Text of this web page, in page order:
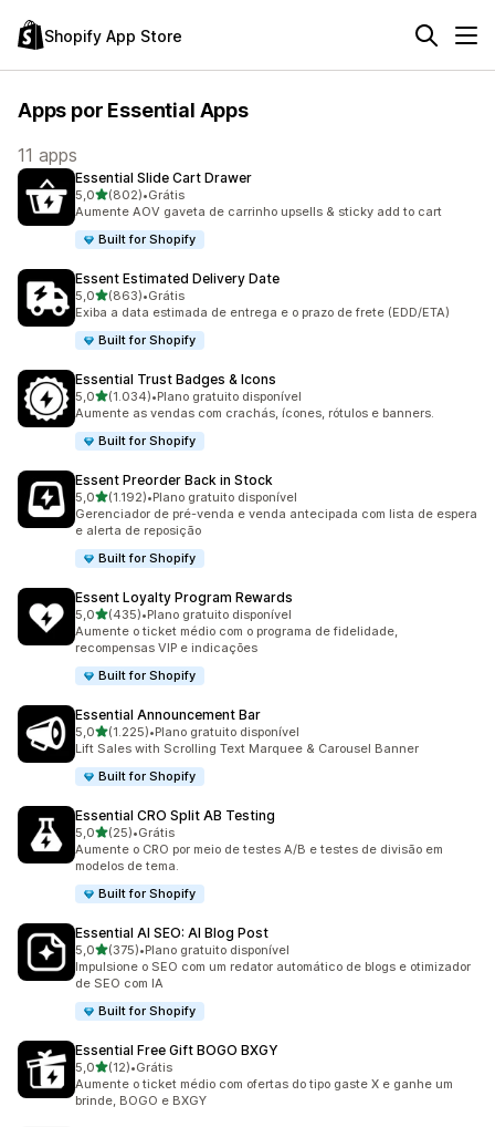
Shopify App Store
Apps por Essential Apps
11 apps
Essential Slide Cart Drawer
5,0de 5 estrelas
(802)
802 avaliações ao todo
•Grátis
Aumente AOV gaveta de carrinho upsells & sticky add to cart
Built for Shopify
Essent Estimated Delivery Date
5,0de 5 estrelas
(863)
863 avaliações ao todo
•Grátis
Exiba a data estimada de entrega e o prazo de frete (EDD/ETA)
Built for Shopify
Essential Trust Badges & Icons
5,0de 5 estrelas
(1.034)
1034 avaliações ao todo
•Plano gratuito disponível
Aumente as vendas com crachás, ícones, rótulos e banners.
Built for Shopify
Essent Preorder Back in Stock
5,0de 5 estrelas
(1.192)
1192 avaliações ao todo
•Plano gratuito disponível
Gerenciador de pré-venda e venda antecipada com lista de espera
e alerta de reposição
Built for Shopify
Essent Loyalty Program Rewards
5,0de 5 estrelas
(435)
435 avaliações ao todo
•Plano gratuito disponível
Aumente o ticket médio com o programa de fidelidade,
recompensas VIP e indicações
Built for Shopify
Essential Announcement Bar
5,0de 5 estrelas
(1.225)
1225 avaliações ao todo
•Plano gratuito disponível
Lift Sales with Scrolling Text Marquee & Carousel Banner
Built for Shopify
Essential CRO Split AB Testing
5,0de 5 estrelas
(25)
25 avaliações ao todo
•Grátis
Aumente o CRO por meio de testes A/B e testes de divisão em
modelos de tema.
Built for Shopify
Essential AI SEO: AI Blog Post
5,0de 5 estrelas
(375)
375 avaliações ao todo
•Plano gratuito disponível
Impulsione o SEO com um redator automático de blogs e otimizador
de SEO com IA
Built for Shopify
Essential Free Gift BOGO BXGY
5,0de 5 estrelas
(12)
12 avaliações ao todo
•Grátis
Aumente o ticket médio com ofertas do tipo gaste X e ganhe um
brinde, BOGO e BXGY